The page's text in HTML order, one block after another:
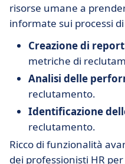
risorse umane a
informate sui processi
Creazione di report
metriche di
Analisi delle
reclutamento.
Identificazione
reclutamento.
Ricco di funzionalità
dei professionisti HR